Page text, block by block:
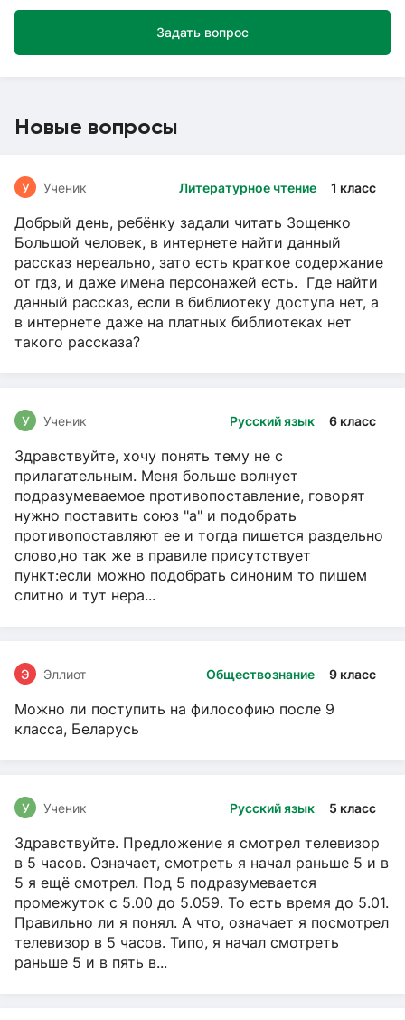
Задать вопрос
Новые вопросы
Литературное чтение 1 класс
У Ученик
Добрый день, ребёнку задали читать Зощенко
Большой человек, в интернете найти данный
рассказ нереально, зато есть краткое содержание
от гдз, и даже имена персонажей есть. Где найти
данный рассказ, если в библиотеку доступа нет, а
в интернете даже на платных библиотеках нет
такого рассказа?
Русский язык 6 класс
У Ученик
Здравствуйте, хочу понять тему не с
прилагательным. Меня больше волнует
подразумеваемое противопоставление, говорят
нужно поставить союз "а" и подобрать
противопоставляют ее и тогда пишется раздельно
слово,но так же в правиле присутствует
пункт:если можно подобрать синоним то пишем
слитно и тут нера...
Обществознание 9 класс
Э Эллиот
Можно ли поступить на философию после 9
класса, Беларусь
Русский язык 5 класс
У Ученик
Здравствуйте. Предложение я смотрел телевизор
в 5 часов. Означает, смотреть я начал раньше 5 и в
5 я ещё смотрел. Под 5 подразумевается
промежуток с 5.00 до 5.059. То есть время до 5.01.
Правильно ли я понял. А что, означает я посмотрел
телевизор в 5 часов. Типо, я начал смотреть
раньше 5 и в пять в...